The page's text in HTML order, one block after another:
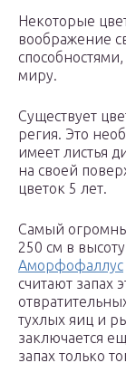
Некоторые
воображение
миру.
Существует
регия. Это
имеет листья
на своей
цветок 5 лет.
Самый
250 см в
Аморфофаллус
считают запах
тухлых яиц и
заключается
запах только